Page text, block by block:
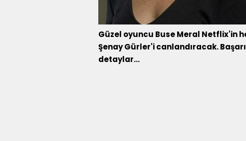
Güzel oyuncu Buse Meral Netflix'in
Şenay Gürler'i canlandıracak.
detaylar...